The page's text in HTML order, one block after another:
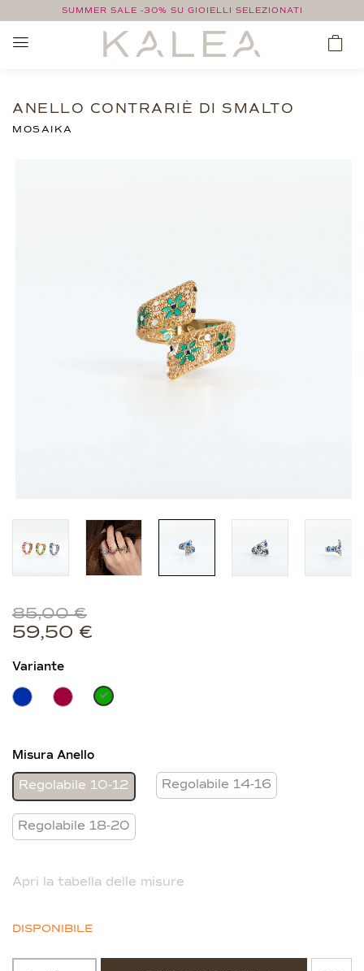
SUMMER SALE -30% SU GIOIELLI SELEZIONATI
ANELLO CONTRARIÈ DI SMALTO
MOSAIKA
85,00€
59,50 €
Variante
Misura Anello
Regolabile 10-12 Regolabile 14-16
Regolabile 18-20
Apri la tabella delle misure
DISPONIBILE